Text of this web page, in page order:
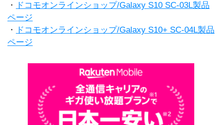
・
ドコモオンラインショップ/Galaxy S10 SC-03L製品
ページ
・
ドコモオンラインショップ/Galaxy S10+ SC-04L製品
ページ